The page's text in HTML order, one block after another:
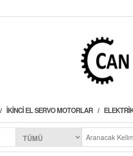
İKINCI EL SERVO MOTORLAR